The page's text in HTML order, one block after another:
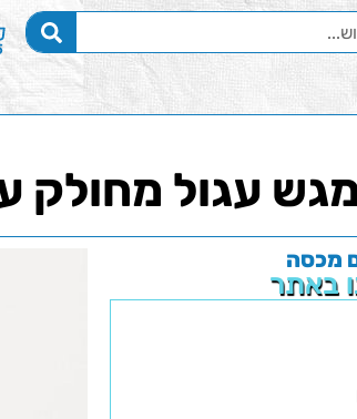
מגש עגול מחולק
מכסה
באתר